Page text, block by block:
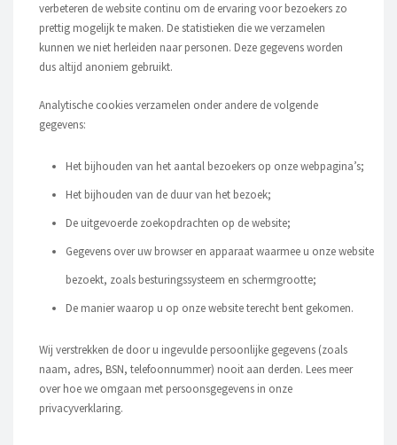
verbeteren de website continu om de ervaring voor bezoekers zo
prettig mogelijk te maken. De statistieken die we verzamelen
kunnen we niet herleiden naar personen. Deze gegevens worden
dus altijd anoniem gebruikt.
Analytische cookies verzamelen onder andere de volgende
gegevens:
Het bijhouden van het aantal bezoekers op onze webpagina’s;
Het bijhouden van de duur van het bezoek;
De uitgevoerde zoekopdrachten op de website;
Gegevens over uw browser en apparaat waarmee u onze website
bezoekt, zoals besturingssysteem en schermgrootte;
De manier waarop u op onze website terecht bent gekomen.
Wij verstrekken de door u ingevulde persoonlijke gegevens (zoals
naam, adres, BSN, telefoonnummer) nooit aan derden. Lees meer
over hoe we omgaan met persoonsgegevens in onze
privacyverklaring.